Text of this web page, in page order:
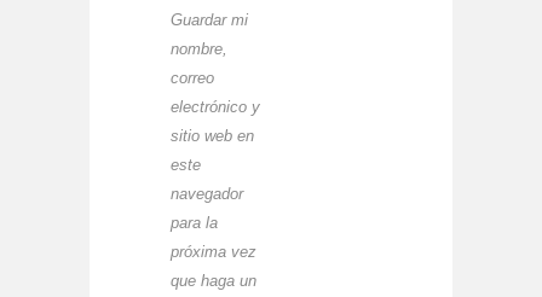
Guardar mi
nombre,
correo
electrónico y
sitio web en
este
navegador
para la
próxima vez
que haga un